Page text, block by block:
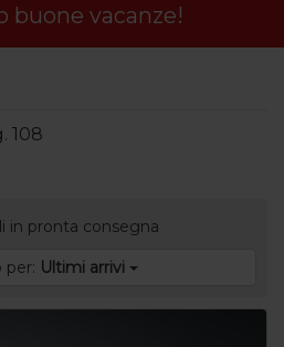
buone vacanze!
a
108
in pronta consegna
per: Ultimi arrivi